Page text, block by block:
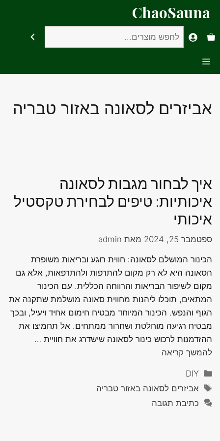
לתוכןChaoSauna
Menu
חיפוש
אביזרים לסאונה באזור טבריה
איך לבחור מגבות לסאונה
איכותיות: טיפים לבחירת טקסטיל
איכותי
ספטמבר 25, 2024 מאת admin
הכינור המושלם לסאונה: חווית רוגע ובריאות משופרת
הסאונה היא לא רק מקום להתרפות ולהתרפאות, אלא גם
מקום לשיפור הבריאות והרווחה הכללית. עם הכינור
המתאים, תוכלו ליהנות מחווית סאונה מושלמת שתקנה את
הגוף והנפש. הכינור המיוחד מבטיח חימום אחיד ויעיל, ובכך
מבטיח רגיעה מוחלטת ושחרור ממתחים. אל תחמיצו את
ההזדמנות לרכוש כינור לסאונה שישדרג את חוויית …
להמשך קריאה
קטגוריות
DIY
תגיות
אביזרים לסאונה באזור טבריה
כתיבת תגובה